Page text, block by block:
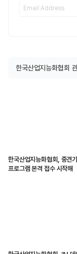
한국산업지능화협회
한국산업지능화협회, 중견
프로그램 본격 접수 시작해